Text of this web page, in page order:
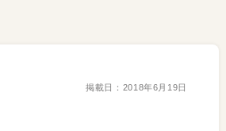
掲載日： 2018年6月19日